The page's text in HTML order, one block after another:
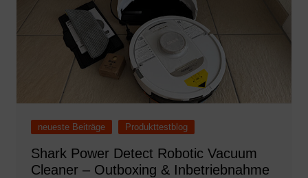
neueste Beiträge Produkttestblog
Shark Power Detect Robotic Vacuum
Cleaner – Outboxing & Inbetriebnahme